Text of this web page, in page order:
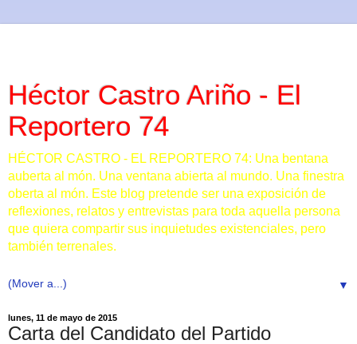
Héctor Castro Ariño - El
Reportero 74
HÉCTOR CASTRO - EL REPORTERO 74: Una bentana
auberta al món. Una ventana abierta al mundo. Una finestra
oberta al món. Este blog pretende ser una exposición de
reflexiones, relatos y entrevistas para toda aquella persona
que quiera compartir sus inquietudes existenciales, pero
también terrenales.
▼
lunes, 11 de mayo de 2015
Carta del Candidato del Partido